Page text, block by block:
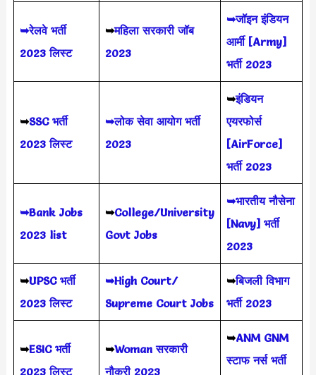
➥रेलवे भर्ती
2023 लिस्ट
➥महिला सरकारी जॉब
2023
➥जॉइन इंडियन
आर्मी [Army]
भर्ती 2023
➥SSC भर्ती
2023 लिस्ट
➥लोक सेवा आयोग भर्ती
2023
➥इंडियन
एयरफोर्स
[AirForce]
भर्ती 2023
➥Bank Jobs
2023 list
➥College/University
Govt Jobs
➥भारतीय नौसेना
[Navy] भर्ती
2023
➥UPSC भर्ती
2023 लिस्ट
➥High Court/
Supreme Court Jobs
➥बिजली विभाग
भर्ती 2023
➥ESIC भर्ती
2023 लिस्ट
➥Woman सरकारी
नौकरी 2023
➥ANM GNM
स्टाफ नर्स भर्ती